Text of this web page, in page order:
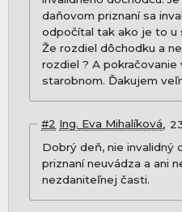
daňovom priznaní sa
odpočítal tak ako je to u
Že rozdiel dôchodku a
rozdiel ? A
starobnom. Ďakujem
#2 Ing. Eva Mihalíková
Dobrý deň, nie invalidný
priznaní neuvádza a ani
nezdaniteľnej časti.